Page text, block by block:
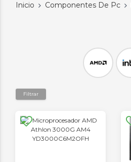
Inicio Componentes De Pc
Filtrar